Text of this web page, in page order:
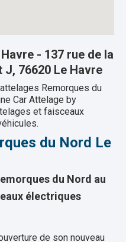
- 137 rue de la
J, 76620 Le Havre
Remorques du
Car Attelage by
et faisceaux
du Nord Le
du Nord au
électriques
de son nouveau